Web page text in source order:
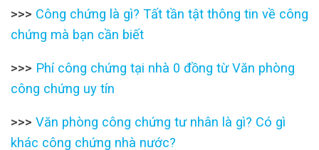
>>> Công chứng là gì? Tất tần tật thông tin về công
chứng mà bạn cần biết
>>> Phí công chứng tại nhà 0 đồng từ Văn phòng
công chứng uy tín
>>> Văn phòng công chứng tư nhân là gì? Có gì
khác công chứng nhà nước?